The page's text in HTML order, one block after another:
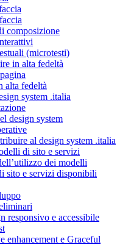
composizione
(microtesti)
in alta fedeltà
alta fedeltà
system .italia
design system
al design system .italia
di sito e servizi
dei modelli
sito e servizi disponibili
responsivo e accessibile
enhancement e Graceful